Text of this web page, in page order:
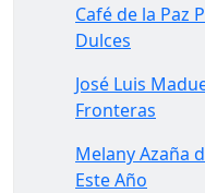
Café de la Paz
Dulces
José Luis
Fronteras
Melany Azaña
Este Año